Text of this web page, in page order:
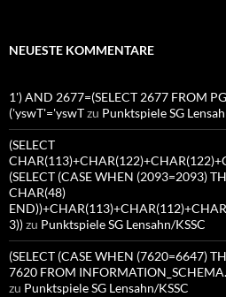
NEUESTE KOMMENTARE
1') AND 2677=(SELECT 2677 FROM
('yswT'='yswTzu Punktspiele SG
(SELECT
(SELECT (CASE WHEN (2093=2093)
CHAR(48)
3))zu Punktspiele SG Lensahn/KSSC
(SELECT (CASE WHEN (7620=6647)
7620 FROM
zu Punktspiele SG Lensahn/KSSC